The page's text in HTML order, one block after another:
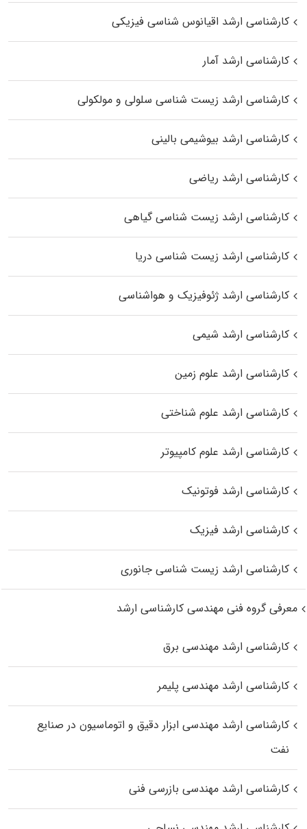
کارشناسی ارشد اقیانوس‌ شناسی فیزیکی
کارشناسی ارشد آمار
کارشناسی ارشد زیست شناسی سلولی و مولکولی
کارشناسی ارشد بیوشیمی بالینی
کارشناسی ارشد ریاضی
کارشناسی ارشد زیست‌ شناسی گیاهی
کارشناسی ارشد زیست‌ شناسی دریا
کارشناسی ارشد ژئوفیزیک و هواشناسی
کارشناسی ارشد شیمی
کارشناسی ارشد علوم زمین
کارشناسی ارشد علوم شناختی
کارشناسی ارشد علوم کامپیوتر
کارشناسی ارشد فوتونیک
کارشناسی ارشد فیزیک
کارشناسی ارشد زیست‌ شناسی جانوری
معرفی گروه فنی مهندسی کارشناسی ارشد
کارشناسی ارشد مهندسی برق
کارشناسی ارشد مهندسی پلیمر
کارشناسی ارشد مهندسی ابزار دقیق و اتوماسیون در صنایع
نفت
کارشناسی ارشد مهندسی بازرسی فنی